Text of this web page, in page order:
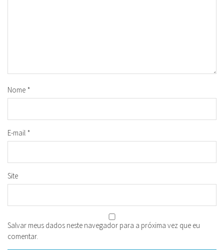
Nome *
E-mail *
Site
Salvar meus dados neste navegador para a próxima vez que eu
comentar.